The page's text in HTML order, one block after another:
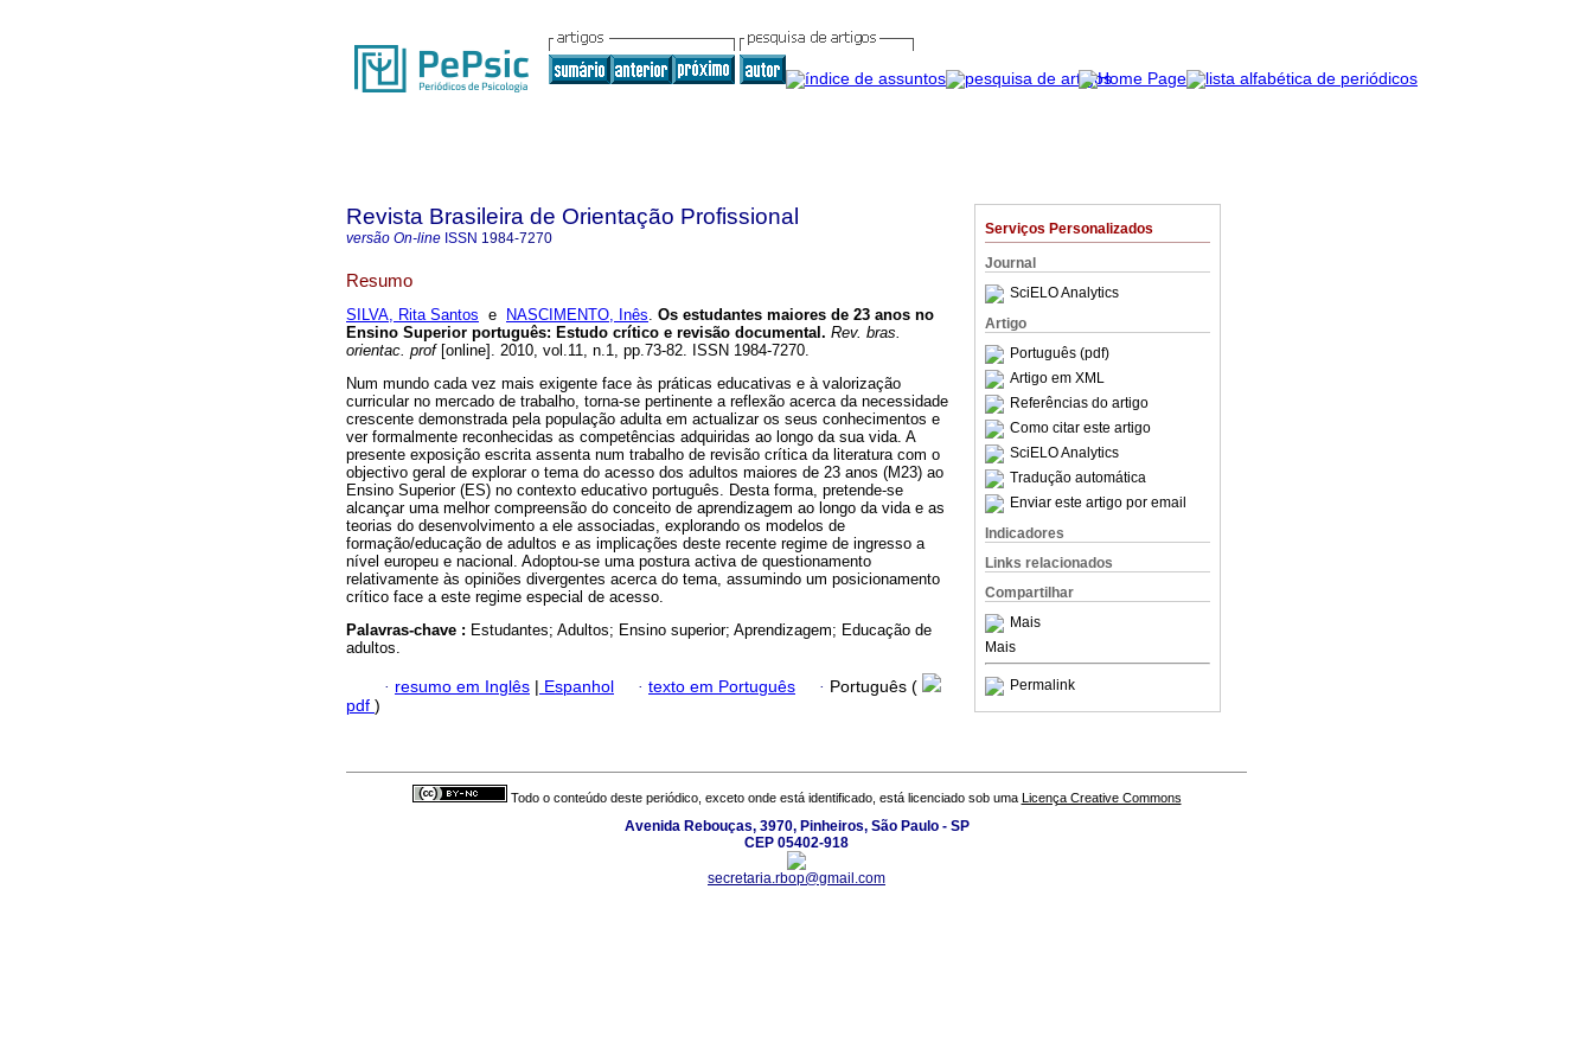
Serviços Personalizados
Journal
SciELO Analytics
Artigo
Português (pdf)
Artigo em XML
Referências do artigo
Como citar este artigo
SciELO Analytics
Tradução automática
Enviar este artigo por email
Indicadores
Links relacionados
Compartilhar
Mais
Mais
Permalink
Revista Brasileira de Orientação Profissional
versão On-line ISSN 1984-7270
Resumo
SILVA, Rita Santos e NASCIMENTO, Inês. Os estudantes maiores de 23 anos no
Ensino Superior português: Estudo crítico e revisão documental . Rev. bras.
orientac. prof[online]. 2010, vol.11, n.1, pp.73-82. ISSN 1984-7270.
Num mundo cada vez mais exigente face às práticas educativas e à valorização
curricular no mercado de trabalho, torna-se pertinente a reflexão acerca da necessidade
crescente demonstrada pela população adulta em actualizar os seus conhecimentos e
ver formalmente reconhecidas as competências adquiridas ao longo da sua vida. A
presente exposição escrita assenta num trabalho de revisão crítica da literatura com o
objectivo geral de explorar o tema do acesso dos adultos maiores de 23 anos (M23) ao
Ensino Superior (ES) no contexto educativo português. Desta forma, pretende-se
alcançar uma melhor compreensão do conceito de aprendizagem ao longo da vida e as
teorias do desenvolvimento a ele associadas, explorando os modelos de
formação/educação de adultos e as implicações deste recente regime de ingresso a
nível europeu e nacional. Adoptou-se uma postura activa de questionamento
relativamente às opiniões divergentes acerca do tema, assumindo um posicionamento
crítico face a este regime especial de acesso.
Palavras-chave : Estudantes; Adultos; Ensino superior; Aprendizagem; Educação de
adultos.
· resumo em Inglês | Espanhol · texto em Português · Português (
pdf )
Todo o conteúdo deste periódico, exceto onde está identificado, está licenciado sob uma Licença Creative Commons
Avenida Rebouças, 3970, Pinheiros, São Paulo - SP
CEP 05402-918
secretaria.rbop@gmail.com